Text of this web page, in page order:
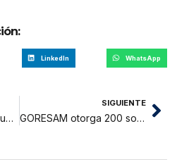
LinkedIn WhatsApp
Intentaron introducir aguardiente en envase de jugo de durazno
SIGUIENTE
GORESAM otorga 200 soles a trabajadores, y sector público levanta huelga